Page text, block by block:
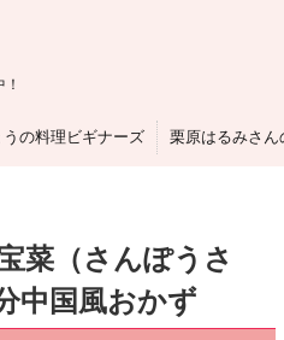
うの料理ビギナーズ 栗原はるみさん
菜（さんぽうさ
中国風おかず